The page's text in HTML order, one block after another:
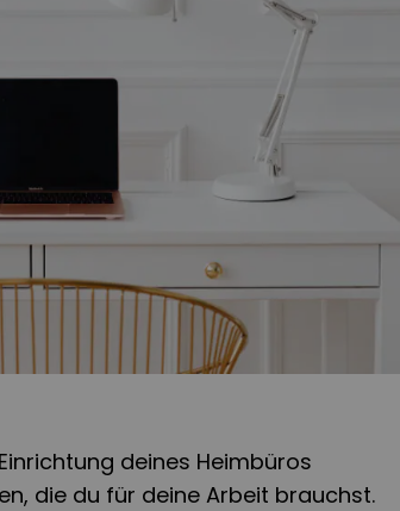
deines Heimbüros
die du für deine Arbeit brauchst.